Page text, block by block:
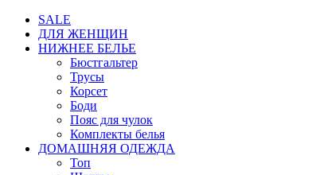
SALE
ДЛЯ ЖЕНЩИН
НИЖНЕЕ БЕЛЬЕ
Бюстгальтер
Трусы
Корсет
Боди
Пояс для чулок
Комплекты белья
ДОМАШНЯЯ ОДЕЖДА
Топ